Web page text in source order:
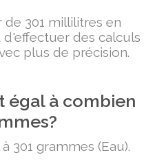
301 millilitres en
des calculs
plus de précision.
égal à combien
301 grammes (Eau).